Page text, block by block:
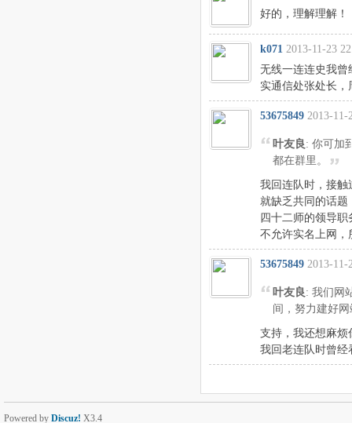
好的，理解理解！
k071 2013-11-23
无线一连连史我曾
实通信处张处长
53675849 2013-11-
叶友良: 你可加
都在群里。
我回连队时，接触
就缺乏共同的话题
四十二师的领导
不允许实名上网，
53675849 2013-11-
叶友良: 我们网
间，努力建好
支持，我还想麻烦
我回老连队时曾经
Powered by Discuz! X3.4